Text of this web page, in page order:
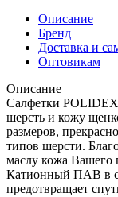
Описание
Бренд
Доставка и
Оптовикам
Описание
Салфетки
шерсть и кожу
размеров,
типов шерсти.
маслу кожа Вашего
Катионный ПАВ в
предотвращает